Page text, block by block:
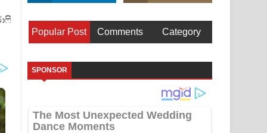
Popular Post Comments Category
SPONSOR